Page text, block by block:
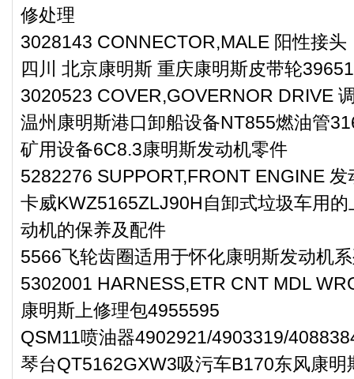
修处理
3028143 CONNECTOR,MALE 阳性接头
四川 北京康明斯 重庆康明斯皮带轮
3020523 COVER,GOVERNOR DRIVE
温州康明斯港口卸船设备NT855燃油管
矿用设备6C8.3康明斯发动机零件
5282276 SUPPORT,FRONT ENGINE 发
卡威KWZ5165ZLJ90H自卸式垃圾车用
动机的保养及配件
5566飞轮齿圈适用于怀化康明斯发动机
5302001 HARNESS,ETR CNT MDL
康明斯上修理包4955595
QSM11喷油器4902921/4903319/
琴台QT5162GXW3吸污车B170东风康明